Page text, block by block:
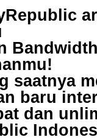
saatnya
baru
dan